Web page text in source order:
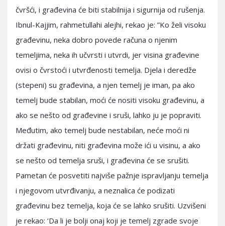
čvršći, i građevina će biti stabilnija i sigurnija od rušenja.
Ibnul-Kajjim, rahmetullahi alejhi, rekao je: ”Ko želi visoku
građevinu, neka dobro povede računa o njenim
temeljima, neka ih učvrsti i utvrdi, jer visina građevine
ovisi o čvrstoći i utvrđenosti temelja. Djela i deredže
(stepeni) su građevina, a njen temelj je iman, pa ako
temelj bude stabilan, moći će nositi visoku građevinu, a
ako se nešto od građevine i sruši, lahko ju je popraviti.
Međutim, ako temelj bude nestabilan, neće moći ni
držati građevinu, niti građevina može ići u visinu, a ako
se nešto od temelja sruši, i građevina će se srušiti.
Pametan će posvetiti najviše pažnje ispravljanju temelja
i njegovom utvrđivanju, a neznalica će podizati
građevinu bez temelja, koja će se lahko srušiti. Uzvišeni
je rekao: ‘Da li je bolji onaj koji je temelj zgrade svoje